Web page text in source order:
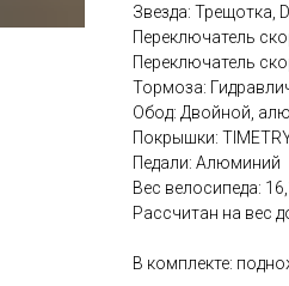
Звезда: Трещотка,
Переключатель
Переключатель
Тормоза:
Обод: Двойной,
Покрышки:
Педали: Алюминий
Вес велосипеда:
Рассчитан на вес
В комплекте: